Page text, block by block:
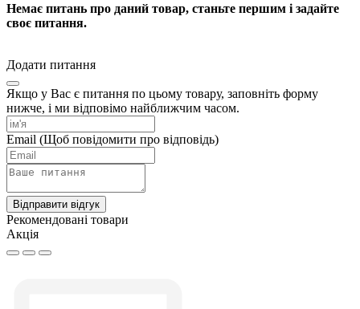
Немає питань про даний товар, станьте першим і задайте
своє питання.
Додати питання
Якщо у Вас є питання по цьому товару, заповніть форму
нижче, і ми відповімо найближчим часом.
Email (Щоб повідомити про відповідь)
Відправити відгук
Рекомендовані товари
Акція